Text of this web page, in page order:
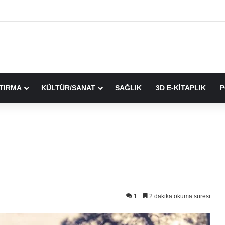
KÜLTÜR/SANAT SAĞLIK 3D E-KİTAPLIK
1 2 dakika okuma süresi